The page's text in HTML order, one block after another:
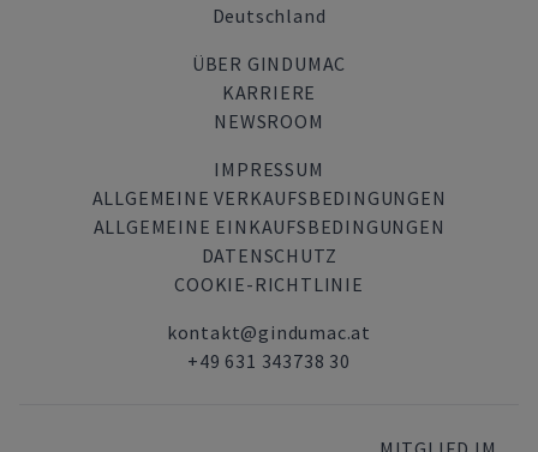
Deutschland
ÜBER GINDUMAC
KARRIERE
NEWSROOM
IMPRESSUM
ALLGEMEINE VERKAUFSBEDINGUNGEN
ALLGEMEINE EINKAUFSBEDINGUNGEN
DATENSCHUTZ
COOKIE-RICHTLINIE
kontakt@gindumac.at
+49 631 343738 30